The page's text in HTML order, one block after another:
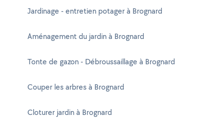
Jardinage - entretien potager à Brognard
Aménagement du jardin à Brognard
Tonte de gazon - Débroussaillage à Brognard
Couper les arbres à Brognard
Cloturer jardin à Brognard